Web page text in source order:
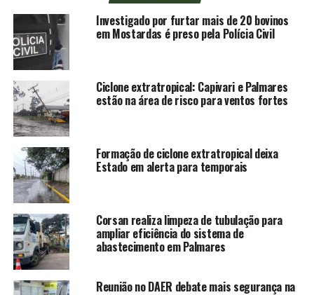
Investigado por furtar mais de 20 bovinos
em Mostardas é preso pela Polícia Civil
Ciclone extratropical: Capivari e Palmares
estão na área de risco para ventos fortes
Formação de ciclone extratropical deixa
Estado em alerta para temporais
Corsan realiza limpeza de tubulação para
ampliar eficiência do sistema de
abastecimento em Palmares
Reunião no DAER debate mais segurança na